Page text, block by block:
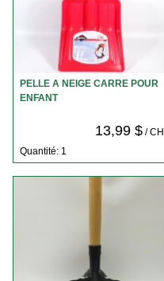
PELLE A NEIGE CARRE POUR
ENFANT
13,99 $/ CH
Quantité: 1